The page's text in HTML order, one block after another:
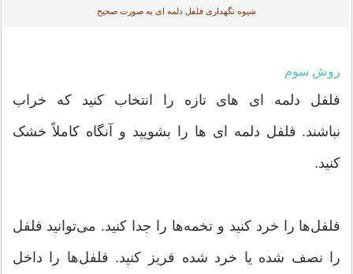
شیوه نگهداری فلفل دلمه ای به صورت صحیح
روش سوم
فلفل دلمه ‌ای‌ های تازه را انتخاب کنید که خراب
نباشند. فلفل دلمه‌ ای ‌ها را بشویید و آنگاه کاملاً خشک
کنید.
فلفل‌ها را خرد کنید و تخمه‌ها را جدا کنید. می‌توانید فلفل
را نصف شده یا خرد شده فریز کنید. فلفل‌ها را داخل